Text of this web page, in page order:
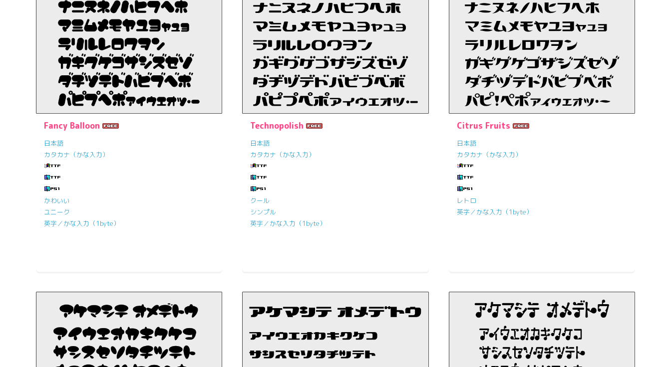
Fancy Balloon
日本語
カタカナ（かな入力）
かわいい
ユニーク
英字／かな入力（1byte）
Technopolish
日本語
カタカナ（かな入力）
クール
シンプル
英字／かな入力（1byte）
Citrus Fruits
日本語
カタカナ（かな入力）
レトロ
英字／かな入力（1byte）